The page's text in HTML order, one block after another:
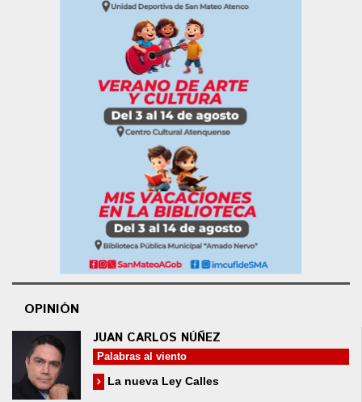
OPINIÓN
JUAN CARLOS NÚÑEZ
Palabras al viento
La nueva Ley Calles